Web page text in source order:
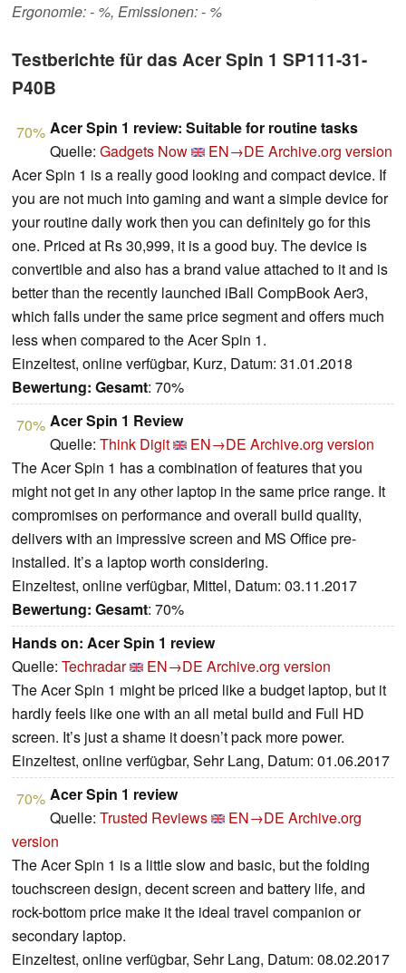
Ergonomie: - %, Emissionen: - %
Testberichte für das Acer Spin 1 SP111-31-
P40B
70% Acer Spin 1 review: Suitable for routine tasks
Quelle: Gadgets Now EN→DE Archive.org version
Acer Spin 1 is a really good looking and compact device. If
you are not much into gaming and want a simple device for
your routine daily work then you can definitely go for this
one. Priced at Rs 30,999, it is a good buy. The device is
convertible and also has a brand value attached to it and is
better than the recently launched iBall CompBook Aer3,
which falls under the same price segment and offers much
less when compared to the Acer Spin 1.
Einzeltest, online verfügbar, Kurz, Datum: 31.01.2018
Bewertung: Gesamt: 70%
70% Acer Spin 1 Review
Quelle: Think Digit EN→DE Archive.org version
The Acer Spin 1 has a combination of features that you
might not get in any other laptop in the same price range. It
compromises on performance and overall build quality,
delivers with an impressive screen and MS Office pre-
installed. It’s a laptop worth considering.
Einzeltest, online verfügbar, Mittel, Datum: 03.11.2017
Bewertung: Gesamt: 70%
Hands on: Acer Spin 1 review
Quelle: Techradar EN→DE Archive.org version
The Acer Spin 1 might be priced like a budget laptop, but it
hardly feels like one with an all metal build and Full HD
screen. It’s just a shame it doesn’t pack more power.
Einzeltest, online verfügbar, Sehr Lang, Datum: 01.06.2017
70% Acer Spin 1 review
Quelle: Trusted Reviews EN→DE Archive.org
version
The Acer Spin 1 is a little slow and basic, but the folding
touchscreen design, decent screen and battery life, and
rock-bottom price make it the ideal travel companion or
secondary laptop.
Einzeltest, online verfügbar, Sehr Lang, Datum: 08.02.2017